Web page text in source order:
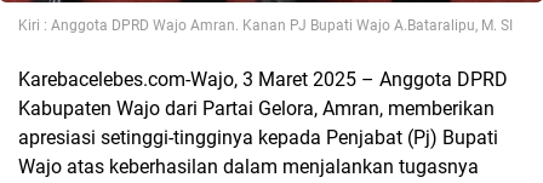
Kiri : Anggota DPRD Wajo Amran. Kanan PJ Bupati Wajo A.Bataralipu, M. SI
Karebacelebes.com-Wajo, 3 Maret 2025 – Anggota DPRD
Kabupaten Wajo dari Partai Gelora, Amran, memberikan
apresiasi setinggi-tingginya kepada Penjabat (Pj) Bupati
Wajo atas keberhasilan dalam menjalankan tugasnya